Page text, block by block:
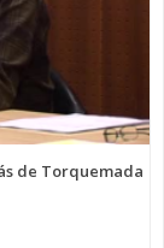
de Torquemada